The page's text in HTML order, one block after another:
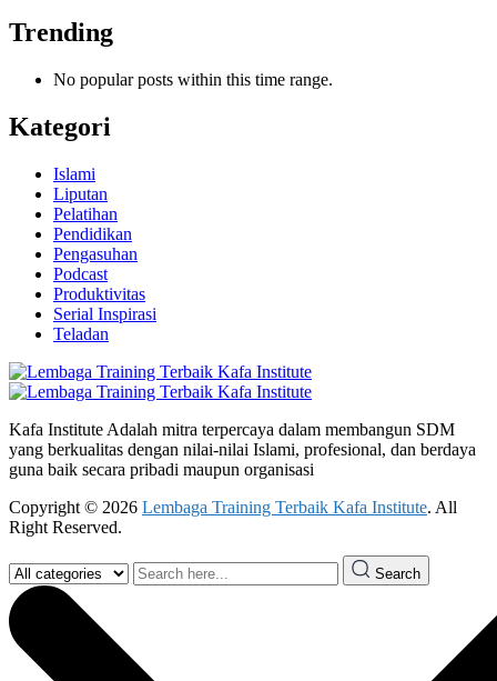
Trending
No popular posts within this time range.
Kategori
Islami
Liputan
Pelatihan
Pendidikan
Pengasuhan
Podcast
Produktivitas
Serial Inspirasi
Teladan
Kafa Institute Adalah mitra terpercaya dalam membangun SDM
yang berkualitas dengan nilai-nilai Islami, profesional, dan berdaya
guna baik secara pribadi maupun organisasi
Copyright © 2026 Lembaga Training Terbaik Kafa Institute. All
Right Reserved.
Search